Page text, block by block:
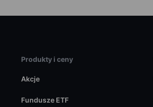
Produkty i ceny
Akcje
Fundusze ETF